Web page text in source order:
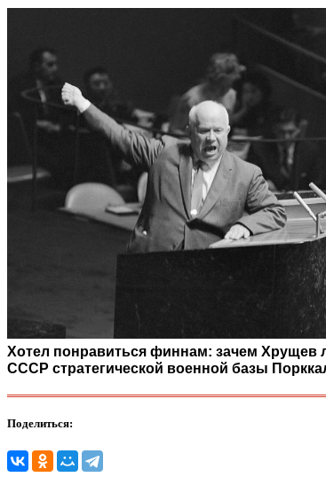
Хотел понравиться финнам: зачем Хрущев
СССР стратегической военной базы
Поделиться: